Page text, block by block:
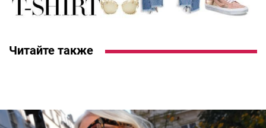
Читайте также